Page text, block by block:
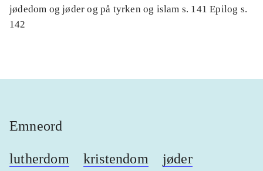
jødedom og jøder og på tyrken og islam s. 141 Epilog s.
142
Emneord
lutherdom kristendom jøder